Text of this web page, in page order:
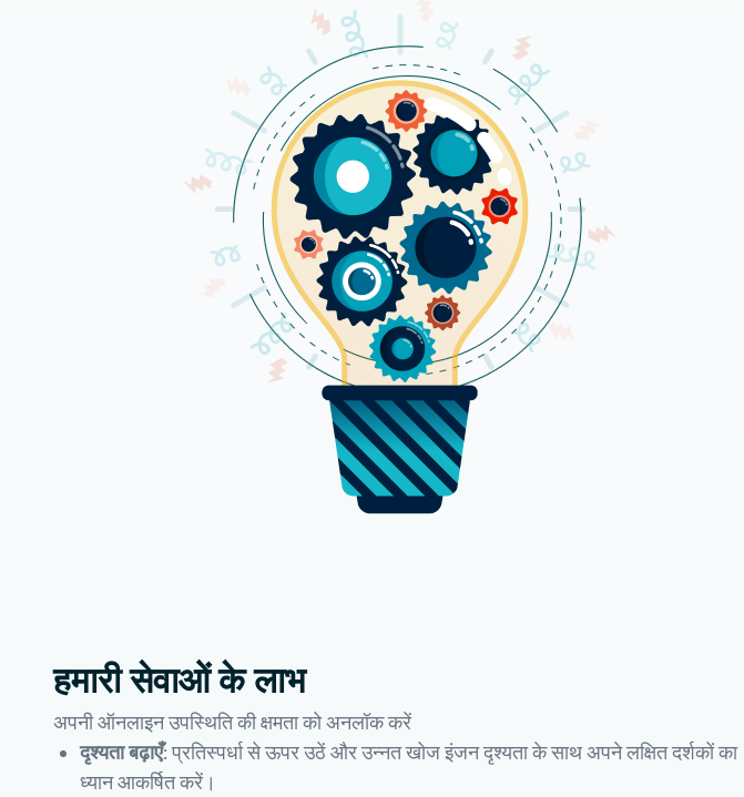
हमारी सेवाओं के लाभ
अपनी ऑनलाइन उपस्थिति की क्षमता को अनलॉक करें
दृश्यता बढ़ाएँ:प्रतिस्पर्धा से ऊपर उठें और उन्नत खोज इंजन दृश्यता के साथ अपने लक्षित दर्शकों का
ध्यान आकर्षित करें।